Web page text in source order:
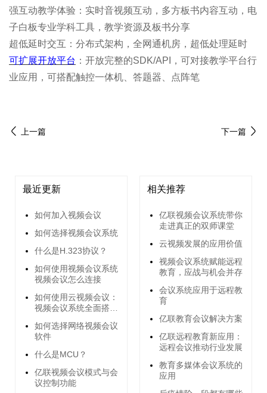
强互动教学体验：实时音视频互动，多方板书内容互动，电
子白板专业学科工具，教学资源及板书分享
超低延时交互：分布式架构，全网通机房，超低处理延时
可扩展开放平台 ：开放完整的SDK/API，可对接教学平台行
业应用，可搭配触控一体机、答题器、点阵笔
上一篇 下一篇
最近更新
如何加入视频会议
如何选择视频会议系统
什么是H.323协议？
如何使用视频会议系统
视频会议怎么连接
如何使用云视频会议：
视频会议系统全面搭建
如何选择网络视频会议
软件
什么是MCU？
亿联视频会议模式与会
议控制功能
相关推荐
亿联视频会议系统带你
走进真正的双师课堂
云视频发展的应用价值
视频会议系统赋能远程
教育，应战与机会并存
会议系统应用于远程教
育
亿联教育会议解决方案
亿联远程教育新应用：
远程会议推动行业发展
教育多媒体会议系统的
应用